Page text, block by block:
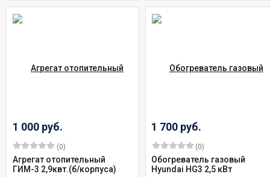
1 000 руб.
(0)
Агрегат отопительный
ГИМ-3 2,9квт.(б/корпуса)
1 700 руб.
(0)
Обогреватель газовый
Hyundai HG3 2,5 кВт